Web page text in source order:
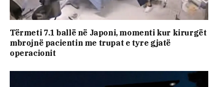
Tërmeti 7.1 ballë në Japoni, momenti kur kirurgët
mbrojnë pacientin me trupat e tyre gjatë
operacionit